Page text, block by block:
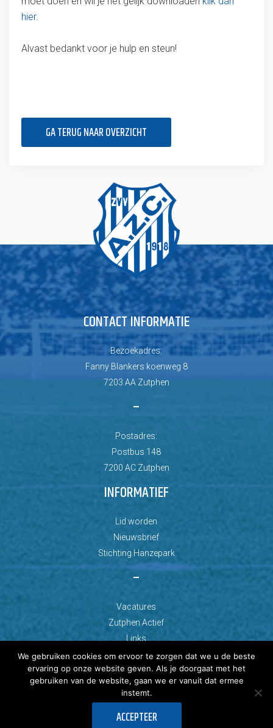
hier.
Alvast bedankt voor je hulp en steun!
GA TERUG NAAR OVERZICHT
CONTACT INFORMATIE
Bezoekadres:
Fanny Blankers koenweg 8
7203 AA Zutphen
–
Postadres:
Postbus 148
7200 AC Zutphen
INFORMATIEF
Lid worden
Nieuwsbrief
Stichting Hanzepark
–
Vacatures
Zutphen Actief
Links
© Copyright 2026 AZC Zutphen
Ontwikkeld door: Best4u Group B.V.
We gebruiken cookies om ervoor te zorgen dat we u de beste
ervaring op onze website geven. Als je doorgaat met het
gebruiken van de website, gaan we er vanuit dat ermee
instemt.
ACCEPTEER